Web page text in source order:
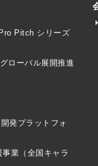
Pitch シリーズ
ローバル展開推進
発プラットフォ
業（全国キャラ